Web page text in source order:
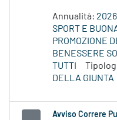
Annualità: 2026
SPORT E
PROMOZIONE
BENESSERE
TUTTI
DELLA GIUNTA
Avviso Correre